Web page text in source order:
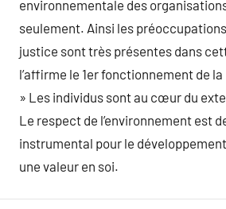
environnementale des
seulement. Ainsi les
justice sont très présentes dans
l’affirme le 1er fonctionnement de
» Les individus sont au cœur du
Le respect de l’environnement est
instrumental pour le
une valeur en soi.